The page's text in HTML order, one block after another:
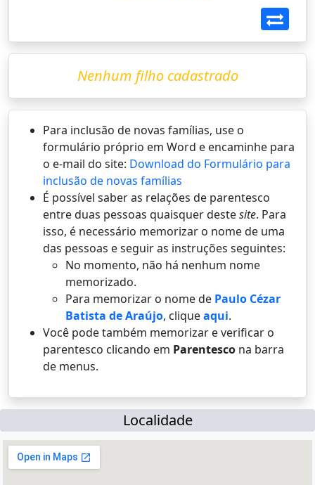
Nenhum filho cadastrado
Para inclusão de novas famílias, use o
formulário próprio em Word e encaminhe para
o e-mail do site: Download do Formulário para
inclusão de novas famílias
É possí­vel saber as relações de parentesco
entre duas pessoas quaisquer destesite. Para
isso, é necessário memorizar o nome de uma
das pessoas e seguir as instruções seguintes:
No momento, não há nenhum nome
memorizado.
Para memorizar o nome de Paulo Cézar
Batista de Araújo, cliqueaqui.
Você pode também memorizar e verificar o
parentesco clicando em Parentesco na barra
de menus.
Localidade